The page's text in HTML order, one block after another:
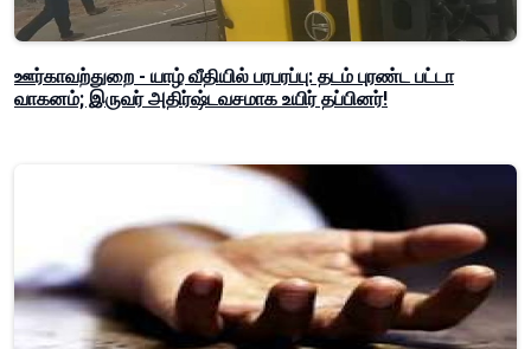
ஊர்காவற்துறை - யாழ் வீதியில் பரபரப்பு: தடம் புரண்ட பட்டா
வாகனம்; இருவர் அதிர்ஷ்டவசமாக உயிர் தப்பினர்!